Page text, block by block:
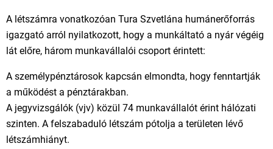
A létszámra vonatkozóan Tura Szvetlána humánerőforrás
igazgató arról nyilatkozott, hogy a munkáltató a nyár végéig
lát előre, három munkavállalói csoport érintett:
A személypénztárosok kapcsán elmondta, hogy fenntartják
a működést a pénztárakban.
A jegyvizsgálók (vjv) közül 74 munkavállalót érint hálózati
szinten. A felszabaduló létszám pótolja a területen lévő
létszámhiányt.